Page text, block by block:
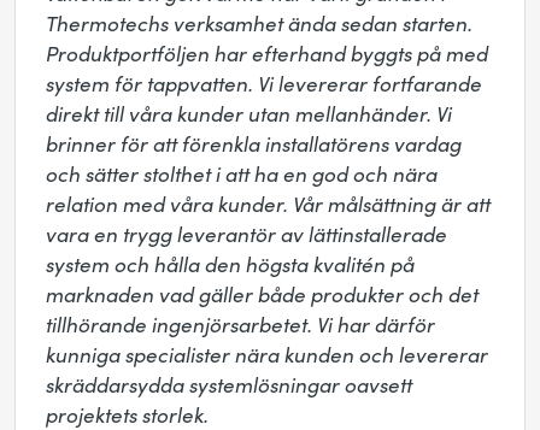
Thermotechs verksamhet ända sedan starten.
Produktportföljen har efterhand byggts på med
system för tappvatten. Vi levererar fortfarande
direkt till våra kunder utan mellanhänder. Vi
brinner för att förenkla installatörens vardag
och sätter stolthet i att ha en god och nära
relation med våra kunder. Vår målsättning är att
vara en trygg leverantör av lättinstallerade
system och hålla den högsta kvalitén på
marknaden vad gäller både produkter och det
tillhörande ingenjörsarbetet. Vi har därför
kunniga specialister nära kunden och levererar
skräddarsydda systemlösningar oavsett
projektets storlek.